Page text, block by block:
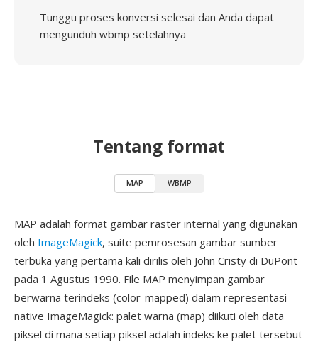
Tunggu proses konversi selesai dan Anda dapat
mengunduh wbmp setelahnya
Tentang format
MAP WBMP
MAP adalah format gambar raster internal yang digunakan
oleh ImageMagick, suite pemrosesan gambar sumber
terbuka yang pertama kali dirilis oleh John Cristy di DuPont
pada 1 Agustus 1990. File MAP menyimpan gambar
berwarna terindeks (color-mapped) dalam representasi
native ImageMagick: palet warna (map) diikuti oleh data
piksel di mana setiap piksel adalah indeks ke palet tersebut